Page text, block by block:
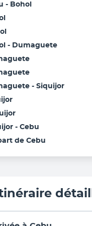
- Bohol
- Dumaguete
- Siquijor
- Cebu
de Cebu